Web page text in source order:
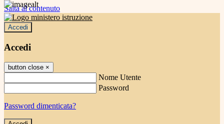
Salta al contenuto
Accedi
Accedi
button close ×
Nome Utente
Password
Password dimenticata?